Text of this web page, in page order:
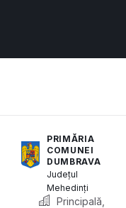
PRIMĂRIA
COMUNEI
DUMBRAVA
Județul
Mehedinți
Principală,